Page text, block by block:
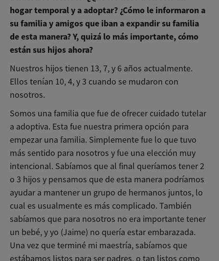
hogar temporal y a adoptar? ¿Cómo le informaron a
su familia y amigos que iban a expandir su familia
de esta manera? Y, quizá lo más importante, cómo
están sus hijos ahora?
Nuestros hijos tienen 13, 7, y 6 años actualmente.
Ellos tenían 10, 4, y 3 cuando se mudaron con
nosotros.
Somos una familia que fue de ofrecer cuidado tutelar
a adoptiva. Esta fue nuestra primera opción para
empezar una familia. Simplemente fue lo que tuvo
más sentido para nosotros y fue una elección muy
intencional. Sabíamos que al final queríamos tener 2
o 3 hijos y pensamos que de esta manera podríamos
ayudar a mantener un grupo de hermanos juntos, lo
cual es usualmente es más complicado. También
sabíamos que para nosotros no era importante tener
un bebé, y yo (Jaime) no quería estar embarazada.
Una vez que terminé mi maestría, sabíamos que
estábamos listos para ser padres, o tan listos como